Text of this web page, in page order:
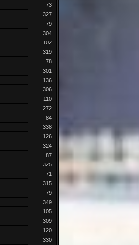
73
327
79
304
102
319
78
301
136
306
110
272
84
338
126
324
87
325
71
315
79
349
105
309
120
330